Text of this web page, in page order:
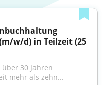
w/d) in Teilzeit (25
30 Jahren
mehr als zehn...